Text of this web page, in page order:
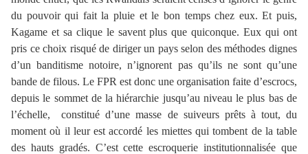
du pouvoir qui fait la pluie et le bon temps chez eux. Et puis,
Kagame et sa clique le savent plus que quiconque. Eux qui ont
pris ce choix risqué de diriger un pays selon des méthodes dignes
d’un banditisme notoire, n’ignorent pas qu’ils ne sont qu’une
bande de filous. Le FPR est donc une organisation faite d’escrocs,
depuis le sommet de la hiérarchie jusqu’au niveau le plus bas de
l’échelle, constitué d’une masse de suiveurs prêts à tout, du
moment où il leur est accordé les miettes qui tombent de la table
des hauts gradés. C’est cette escroquerie institutionnalisée que